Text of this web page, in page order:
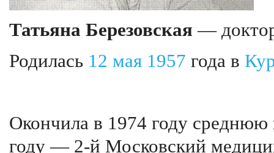
Татьяна Березовская —
Родилась 12 мая 1957 года в
Окончила в 1974 году
году — 2-й Московский